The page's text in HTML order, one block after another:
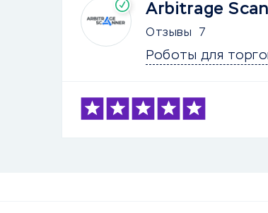
Arbitrage
Отзывы 7
Роботы для